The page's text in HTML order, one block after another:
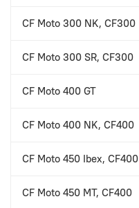
CF Moto 300 NK, CF300
CF Moto 300 SR, CF300
CF Moto 400 GT
CF Moto 400 NK, CF400
CF Moto 450 Ibex, CF400
CF Moto 450 MT, CF400